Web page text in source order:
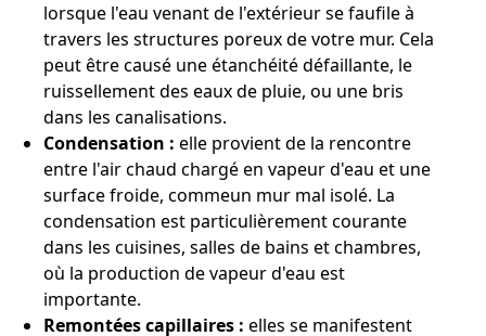
lorsque l'eau venant de l'extérieur se faufile à
travers les structures poreux de votre mur. Cela
peut être causé une étanchéité défaillante, le
ruissellement des eaux de pluie, ou une bris
dans les canalisations.
Condensation : elle provient de la rencontre
entre l'air chaud chargé en vapeur d'eau et une
surface froide, commeun mur mal isolé. La
condensation est particulièrement courante
dans les cuisines, salles de bains et chambres,
où la production de vapeur d'eau est
importante.
Remontées capillaires : elles se manifestent